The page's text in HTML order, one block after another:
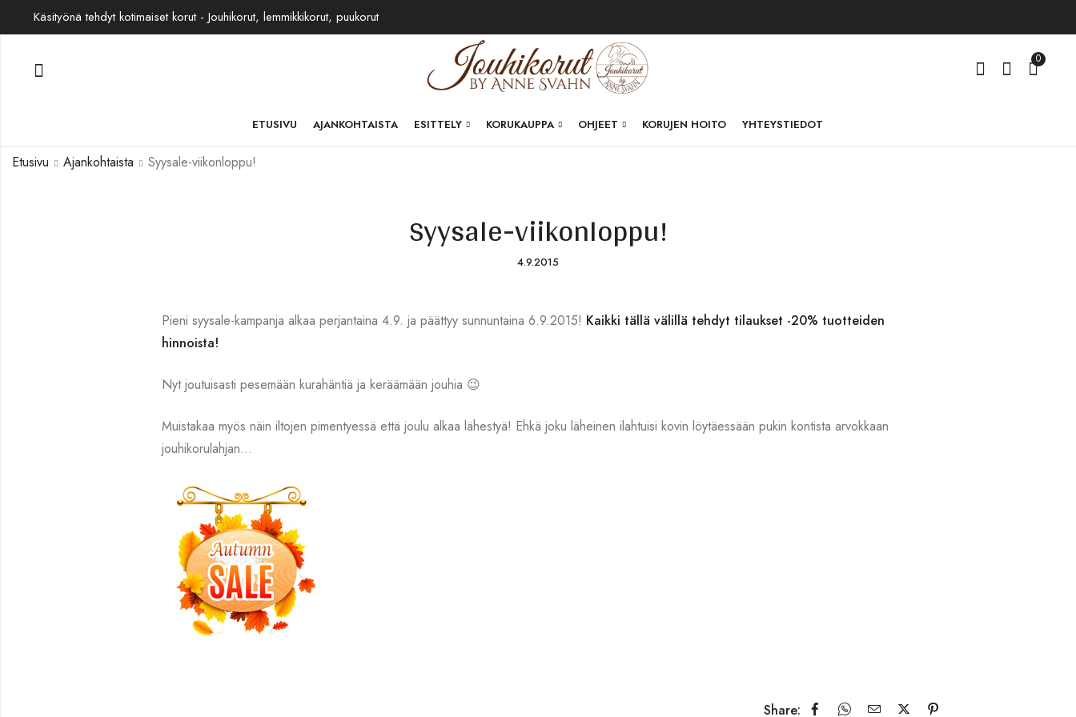
Käsityönä tehdyt kotimaiset korut - Jouhikorut, lemmikkikorut, puukorut
0
ETUSIVU AJANKOHTAISTA ESITTELY KORUKAUPPA OHJEET KORUJEN HOITO YHTEYSTIEDOT
Etusivu Ajankohtaista Syysale-viikonloppu!
Syysale-viikonloppu!
4.9.2015
Pieni syysale-kampanja alkaa perjantaina 4.9. ja päättyy sunnuntaina 6.9.2015! Kaikki tällä välillä tehdyt tilaukset -20% tuotteiden
hinnoista!
Nyt joutuisasti pesemään kurahäntiä ja keräämään jouhia 😉
Muistakaa myös näin iltojen pimentyessä että joulu alkaa lähestyä! Ehkä joku läheinen ilahtuisi kovin löytäessään pukin kontista arvokkaan
jouhikorulahjan…
Share: